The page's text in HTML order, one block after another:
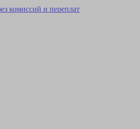
комиссий и переплат